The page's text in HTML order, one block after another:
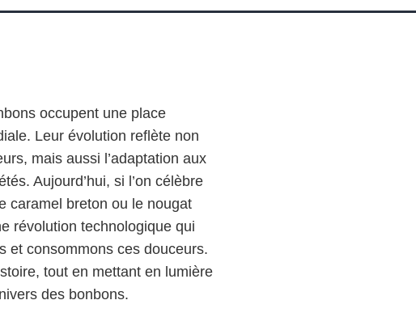
occupent une place
Leur évolution reflète non
mais aussi l’adaptation aux
Aujourd’hui, si l’on célèbre
caramel breton ou le nougat
révolution technologique qui
et consommons ces douceurs.
tout en mettant en lumière
des bonbons.